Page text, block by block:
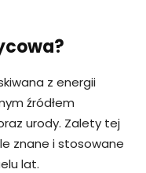
z energii
źródłem
urody. Zalety tej
znane i stosowane
lat.